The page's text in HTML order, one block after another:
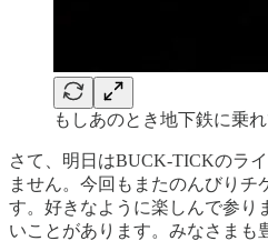
もしあのとき地下鉄に乗
さて、明日はBUCK-TICKのラ
ません。今回もまたのんびりチ
す。好きなように楽しんで参り
いことがあります。みなさまも